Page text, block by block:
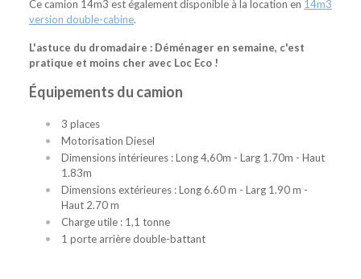
Ce camion 14m3 est également disponible à la location en 14m3
version double-cabine.
L'astuce du dromadaire : Déménager en semaine, c'est
pratique et moins cher avec Loc Eco !
Équipements du camion
3 places
Motorisation Diesel
Dimensions intérieures : Long 4,60m - Larg 1.70m - Haut
1.83m
Dimensions extérieures : Long 6.60 m - Larg 1.90 m -
Haut 2.70 m
Charge utile : 1,1 tonne
1 porte arrière double-battant